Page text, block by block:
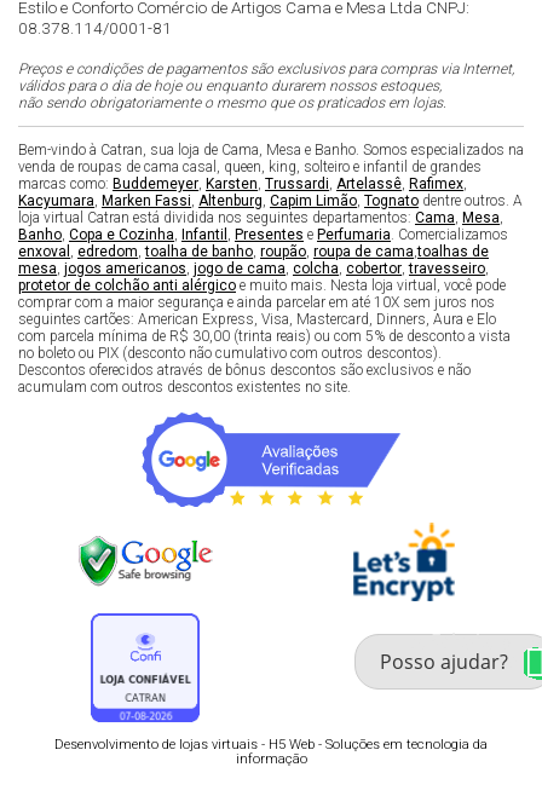
Estilo e Conforto Comércio de Artigos Cama e Mesa Ltda CNPJ:
08.378.114/0001-81
Preços e condições de pagamentos são exclusivos para compras via Internet,
válidos para o dia de hoje ou enquanto durarem nossos estoques,
não sendo obrigatoriamente o mesmo que os praticados em lojas.
Bem-vindo à Catran, sua loja de Cama, Mesa e Banho. Somos especializados na
venda de roupas de cama casal, queen, king, solteiro e infantil de grandes
marcas como: Buddemeyer, Karsten, Trussardi, Artelassê, Rafimex,
Kacyumara, Marken Fassi, Altenburg, Capim Limão, Tognato dentre outros. A
loja virtual Catran está dividida nos seguintes departamentos: Cama, Mesa,
Banho, Copa e Cozinha, Infantil , Presentes e Perfumaria. Comercializamos
enxoval , edredom,toalha de banho, roupão, roupa de cama,toalhas de
mesa, jogos americanos, jogo de cama, colcha, cobertor,travesseiro,
protetor de colchão anti alérgico e muito mais. Nesta loja virtual, você pode
comprar com a maior segurança e ainda parcelar em até 10X sem juros nos
seguintes cartões: American Express, Visa, Mastercard, Dinners, Aura e Elo
com parcela mínima de R$ 30,00 (trinta reais) ou com 5% de desconto a vista
no boleto ou PIX (desconto não cumulativo com outros descontos).
Descontos oferecidos através de bônus descontos são exclusivos e não
acumulam com outros descontos existentes no site.
Desenvolvimento de lojas virtuais - H5 Web - Soluções em tecnologia da
informação
Fale com um especialista
enxoval